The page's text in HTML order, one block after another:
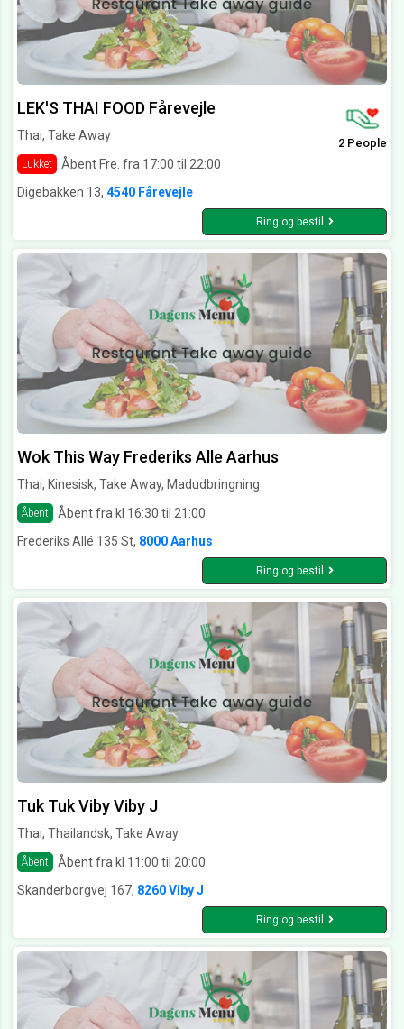
LEK'S THAI FOOD Fårevejle
Thai, Take Away
Lukket Åbent Fre. fra 17:00 til 22:00
2 People
Digebakken 13, 4540 Fårevejle
Ring og bestil
Wok This Way Frederiks Alle Aarhus
Thai, Kinesisk, Take Away, Madudbringning
Åbent
Åbent fra kl 16:30 til 21:00
Frederiks Allé 135 St, 8000 Aarhus
Ring og bestil
Tuk Tuk Viby Viby J
Thai, Thailandsk, Take Away
Åbent
Åbent fra kl 11:00 til 20:00
Skanderborgvej 167, 8260 Viby J
Ring og bestil